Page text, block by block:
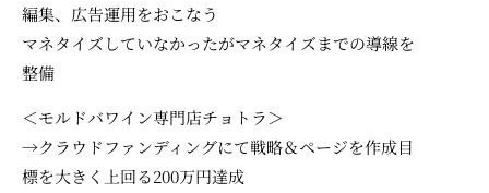
編集、広告運用をおこなう
マネタイズしていなかったがマネタイズまでの導線を
整備
＜モルドバワイン専門店チョトラ＞
→クラウドファンディングにて戦略＆ページを作成目
標を大きく上回る200万円達成